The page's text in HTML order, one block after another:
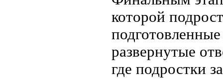
которой
развернутые
где подростки